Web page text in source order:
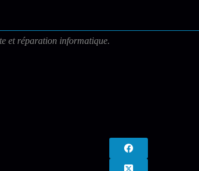
et réparation informatique.